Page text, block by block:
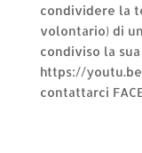
condividere la
volontario) di
condiviso la
https://
contattarci